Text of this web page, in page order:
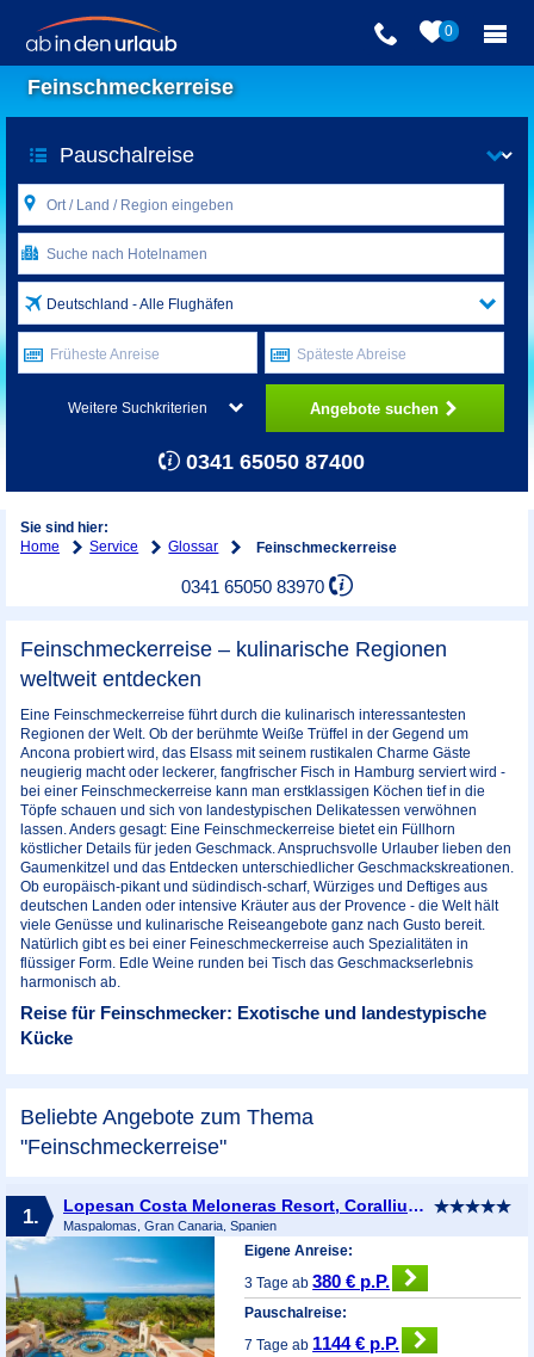
0
Feinschmeckerreise
Deutschland - Alle Flughäfen
Früheste Anreise Späteste Abreise
Weitere Suchkriterien Angebote suchen
0341 65050 87400
Sie sind hier:
Home
Service Glossar Feinschmeckerreise
0341 65050 83970
Feinschmeckerreise – kulinarische Regionen
weltweit entdecken
Eine Feinschmeckerreise führt durch die kulinarisch interessantesten
Regionen der Welt. Ob der berühmte Weiße Trüffel in der Gegend um
Ancona probiert wird, das Elsass mit seinem rustikalen Charme Gäste
neugierig macht oder leckerer, fangfrischer Fisch in Hamburg serviert wird -
bei einer Feinschmeckerreise kann man erstklassigen Köchen tief in die
Töpfe schauen und sich von landestypischen Delikatessen verwöhnen
lassen. Anders gesagt: Eine Feinschmeckerreise bietet ein Füllhorn
köstlicher Details für jeden Geschmack. Anspruchsvolle Urlauber lieben den
Gaumenkitzel und das Entdecken unterschiedlicher Geschmackskreationen.
Ob europäisch-pikant und südindisch-scharf, Würziges und Deftiges aus
deutschen Landen oder intensive Kräuter aus der Provence - die Welt hält
viele Genüsse und kulinarische Reiseangebote ganz nach Gusto bereit.
Natürlich gibt es bei einer Feineschmeckerreise auch Spezialitäten in
flüssiger Form. Edle Weine runden bei Tisch das Geschmackserlebnis
harmonisch ab.
Reise für Feinschmecker: Exotische und landestypische
Kücke
Beliebte Angebote zum Thema
"Feinschmeckerreise"
1. Lopesan Costa Meloneras Resort, Corallium Spa & Casino
Maspalomas, Gran Canaria, Spanien
Eigene Anreise:
3 Tage ab380 € p.P.
Pauschalreise:
7 Tage ab 1144 € p.P.